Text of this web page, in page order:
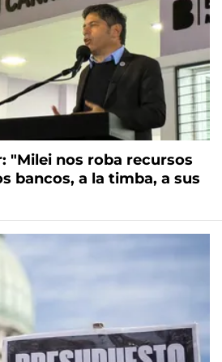
"Milei nos roba recursos
bancos, a la timba, a sus